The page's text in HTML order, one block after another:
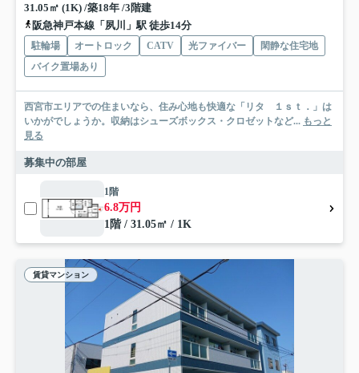
31.05㎡ (1K) /築18年 /3階建
阪急神戸本線「夙川」駅 徒歩14分
駐輪場 オートロック CATV 光ファイバー
閑静な住宅地
バイク置場あり
西宮市エリアでの住まいなら、住み心地も快適な「リタ １ｓｔ．」は
いかがでしょうか。収納はシューズボックス・クロゼットなど... もっと
見る
募集中の部屋
1階
6.8万円
1階 / 31.05㎡ / 1K
賃貸マンション